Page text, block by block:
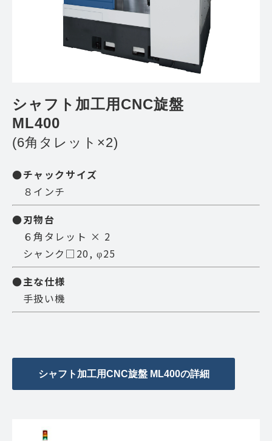
シャフト加工用CNC旋盤
ML400
(6角タレット×2)
●チャックサイズ
８インチ
●刃物台
６角タレット × 2
シャンク□20, φ25
●主な仕様
手扱い機
シャフト加工用CNC旋盤 ML400の詳細